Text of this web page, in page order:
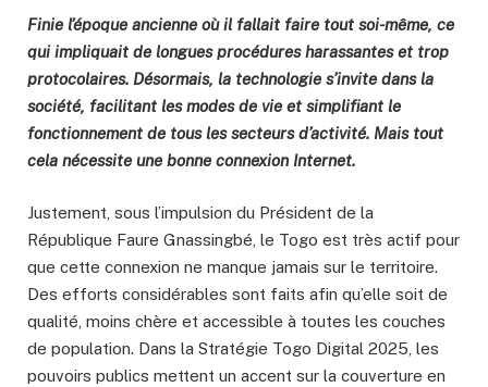
Finie l’époque ancienne où il fallait faire tout soi-même, ce
qui impliquait de longues procédures harassantes et trop
protocolaires. Désormais, la technologie s’invite dans la
société, facilitant les modes de vie et simplifiant le
fonctionnement de tous les secteurs d’activité. Mais tout
cela nécessite une bonne connexion Internet.
Justement, sous l’impulsion du Président de la
République Faure Gnassingbé, le Togo est très actif pour
que cette connexion ne manque jamais sur le territoire.
Des efforts considérables sont faits afin qu’elle soit de
qualité, moins chère et accessible à toutes les couches
de population. Dans la Stratégie Togo Digital 2025, les
pouvoirs publics mettent un accent sur la couverture en